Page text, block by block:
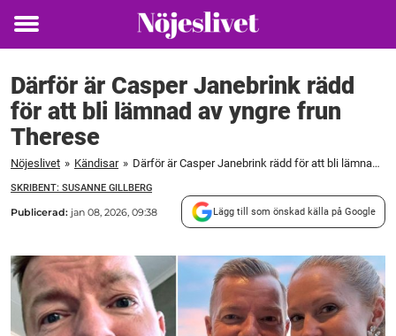
Toggle
Därför är Casper Janebrink rädd
för att bli lämnad av yngre frun
Therese
Nöjeslivet » Kändisar » Därför är Casper Janebrink rädd för att bli lämnad av yngre frun Therese
SKRIBENT: SUSANNE GILLBERG
Publicerad: jan 08, 2026, 09:38 Lägg till som önskad källa på Google